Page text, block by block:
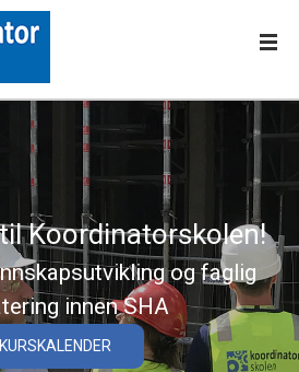
Koordinatorskolen!
og faglig
innen SHA
KURSKALENDER